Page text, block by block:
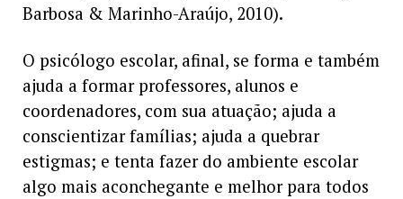
Barbosa & Marinho-Araújo, 2010).
O psicólogo escolar, afinal, se forma e também
ajuda a formar professores, alunos e
coordenadores, com sua atuação; ajuda a
conscientizar famílias; ajuda a quebrar
estigmas; e tenta fazer do ambiente escolar
algo mais aconchegante e melhor para todos